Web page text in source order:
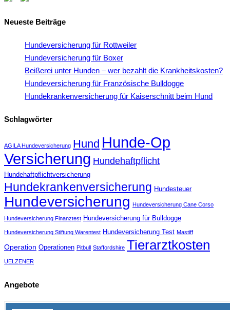
Neueste Beiträge
Hundeversicherung für Rottweiler
Hundeversicherung für Boxer
Beißerei unter Hunden – wer bezahlt die Krankheitskosten?
Hundeversicherung für Französische Bulldogge
Hundekrankenversicherung für Kaiserschnitt beim Hund
Schlagwörter
AGILA Hundeversicherung Hund Hunde-Op
Versicherung Hundehaftpflicht
Hundehaftpflichtversicherung
Hundekrankenversicherung Hundesteuer
Hundeversicherung Hundeversicherung Cane Corso
Hundeversicherung Finanztest Hundeversicherung für Bulldogge
Hundeversicherung Stiftung Warentest Hundeversicherung Test Mastiff
Operation Operationen Pitbull Staffordshire Tierarztkosten
UELZENER
Angebote